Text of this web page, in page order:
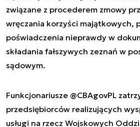
związane z procederem zmowy
wręczania korzyści majątkowych,
poświadczenia nieprawdy w
składania fałszywych zeznań w
sądowym.
Funkcjonariusze @CBAgovPL
przedsiębiorców realizujących
usługi na rzecz Wojskowych